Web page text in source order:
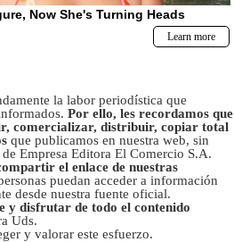
la labor periodística que
Por ello, les recordamos que
comercializar, distribuir, copiar total
que publicamos en nuestra web, sin
Empresa Editora El Comercio S.A.
el enlace de nuestras
puedan acceder a información
desde nuestra fuente oficial.
y disfrutar de todo el contenido
Uds.
y valorar este esfuerzo.